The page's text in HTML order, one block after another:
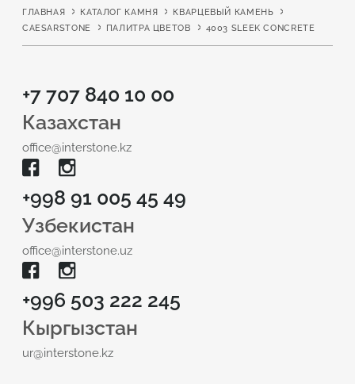
ГЛАВНАЯ КАТАЛОГ КАМНЯ
КВАРЦЕВЫЙ КАМЕНЬ
CAESARSTONE
ПАЛИТРА ЦВЕТОВ 4003 SLEEK CONCRETE
+7 707 840 10 00
Казахстан
office@interstone.kz
+998 91 005 45 49
Узбекистан
office@interstone.uz
+996 503 222 245
Кыргызстан
ur@interstone.kz